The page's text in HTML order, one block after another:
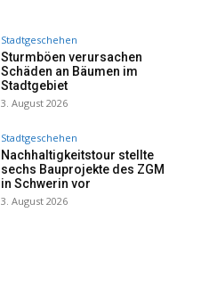
Stadtgeschehen
Sturmböen verursachen
Schäden an Bäumen im
Stadtgebiet
3. August 2026
Stadtgeschehen
Nachhaltigkeitstour stellte
sechs Bauprojekte des ZGM
in Schwerin vor
3. August 2026